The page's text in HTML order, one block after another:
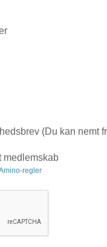
(Du kan nemt
medlemskab
regler